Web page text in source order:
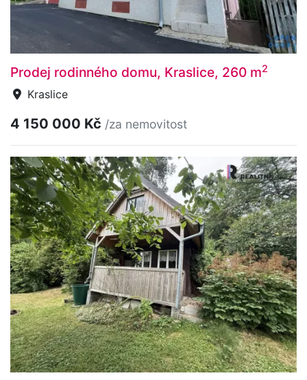
Prodej rodinného domu, Kraslice, 260 m2
Kraslice
4 150 000 Kč /za nemovitost